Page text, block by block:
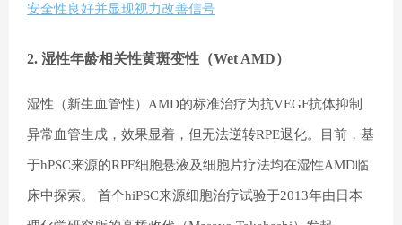
安全性良好并显现视力改善信号
2. 湿性年龄相关性黄斑变性（Wet AMD）
湿性（新生血管性）AMD的标准治疗为抗VEGF抗体抑制
异常血管生成，效果显着，但无法逆转RPE退化。目前，基
于hPSC来源的RPE细胞悬液及细胞片疗法均在湿性AMD临
床中探索。 首个hiPSC来源细胞治疗试验于2013年由日本